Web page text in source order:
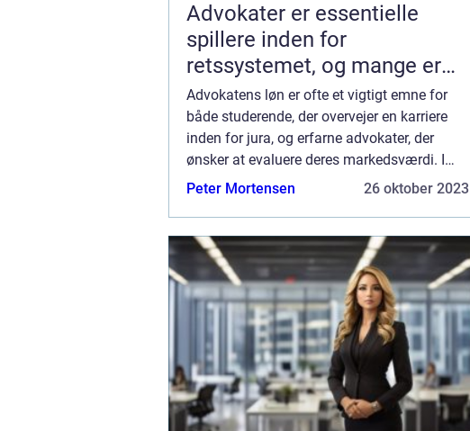
Advokater er essentielle
spillere inden for
retssystemet, og mange er
tiltrukket af branchen på
grund af dens ry og
potentiale for økonomisk
belønning
Advokatens løn er ofte et vigtigt emne for
både studerende, der overvejer en karriere
inden for jura, og erfarne advokater, der
ønsker at evaluere deres markedsværdi. I
denne artikel vil vi udforske og analysere
Peter Mortensen 26 oktober 2023